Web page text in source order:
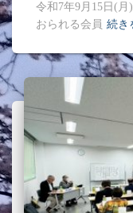
令和7年9月15日(
おられる会員 続き